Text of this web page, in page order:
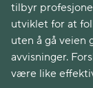
tilbyr
utviklet for at
uten å gå veien
avvisninger.
være like